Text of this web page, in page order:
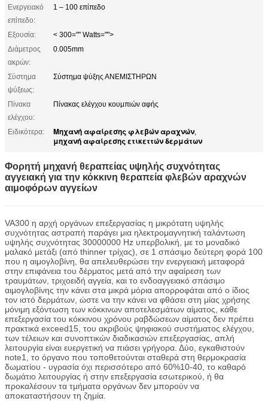
Ενεργειακό
επίπεδο:
1 – 100 επίπεδο
Εξουσία:
< 300="" Watts="">
Διάμετρος
ακρών:
0.005mm
Σύστημα
ψύξεως:
Σύστημα ψύξης ΑΝΕΜΙΣΤΗΡΩΝ
Πίνακα
ελέγχου:
Πίνακας ελέγχου κουμπιών αφής
Ειδικότερα: Μηχανή αφαίρεσης φλεβών αραχνών,
μηχανή αφαίρεσης ετικεττών δερμάτων
Φορητή μηχανή θεραπείας υψηλής συχνότητας
αγγειακή για την κόκκινη θεραπεία φλεβών αραχνών
αιμοφόρων αγγείων
VA300 η αρχή οργάνων επεξεργασίας η μικρότατη υψηλής
συχνότητας αστραπή παράγει μια ηλεκτρομαγνητική ταλάντωση
υψηλής συχνότητας 30000000 Hz υπερβολική, με το μοναδικό
μαλακό μετάξι (από thinner τρίχας), σε 1 σπάσιμο δεύτερη φορά 100
που η αιμογλοβίνη, θα απελευθερώσει την ενεργειακή μεταφορά
στην επιφάνεια του δέρματος μετά από την αφαίρεση των
τραυμάτων, τριχοειδή αγγεία, και το ενδοαγγειακό σπάσιμο
αιμογλοβίνης την κάνει στα μικρά μόρια απορροφάται από ο ίδιος
τον ιστό δερμάτων, ώστε να την κάνει να φθάσει στη μίας χρήσης
μόνιμη εξόντωση των κόκκινων αποτελεσμάτων αίματος, κάθε
επεξεργασία του κόκκινου χρόνου ραβδώσεων αίματος δεν πρέπει
πρακτικά exceed15, του ακριβούς ψηφιακού συστήματος ελέγχου,
των τέλειων και συνοπτικών διαδικασιών επεξεργασίας, απλή
λειτουργία είναι ευεργετική να πιάσει γρήγορα. Δύο, εγκαθιστούν
note1, το όργανο που τοποθετούνται σταθερά στη θερμοκρασία
δωματίου - υγρασία όχι περισσότερο από 60%10-40, το καθαρό
δωμάτιο λειτουργίας ή στην επεξεργασία εσωτερικού, ή θα
προκαλέσουν τα τμήματα οργάνων δεν μπορούν να
αποκαταστήσουν τη ζημία.